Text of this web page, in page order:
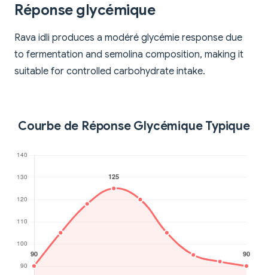
Réponse glycémique
Rava idli produces a modéré glycémie response due
to fermentation and semolina composition, making it
suitable for controlled carbohydrate intake.
Courbe de Réponse Glycémique Typique